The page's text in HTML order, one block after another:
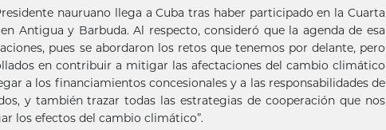
nauruano llega a Cuba tras haber participado en la Cuarta
Antigua y Barbuda. Al respecto, consideró que la agenda de esa
pues se abordaron los retos que tenemos por delante, pero
en contribuir a mitigar las afectaciones del cambio climático
a los financiamientos concesionales y a las responsabilidades de
y también trazar todas las estrategias de cooperación que nos
los efectos del cambio climático”.